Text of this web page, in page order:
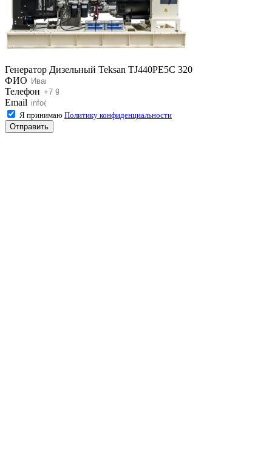
Генератор Дизельный Teksan TJ440PE5C 320
ФИО
Телефон
Email
Я принимаю Политику конфиденциальности
Отправить